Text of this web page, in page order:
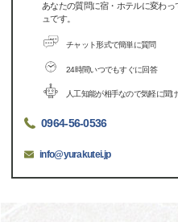
あなたの質問に宿・ホテルに変わ
ュです。
チャット形式で簡単に質問
24時間いつでもすぐに回答
人工知能が相手なので気軽に聞
0964-56-0536
info@yurakutei.jp